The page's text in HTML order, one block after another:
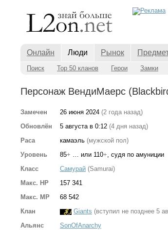
Онлайн Люди Рынок
Поиск Top 50 кланов Герои Замки
Персонаж ВендиМаерс
Замечен 26 июня 2024 (2 года назад)
Обновлён
5 августа в 0:12 (4 дня назад)
Раса
камаэль (мужской пол)
Уровень
85+ … или 110+, судя по амуниции
Класс
Самурай (Samurai)
Макс. HP
157 341
Макс. MP
68 542
Клан
Giants (вступил не позднее 5
Альянс
SonOfAnarchy